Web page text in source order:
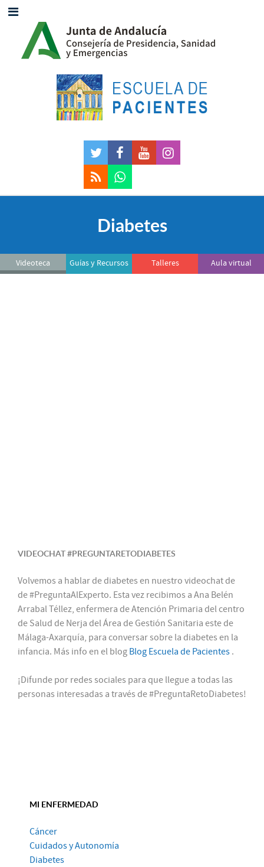
Diabetes
Videoteca Guías y Recursos Talleres Aula virtual
VIDEOCHAT #PREGUNTARETODIABETES
Volvemos a hablar de diabetes en nuestro videochat de
de #PreguntaAlExperto. Esta vez recibimos a Ana Belén
Arrabal Téllez, enfermera de Atención Primaria del centro
de Salud de Nerja del Área de Gestión Sanitaria este de
Málaga-Axarquía, para conversar sobre la diabetes en la
infancia. Más info en el blog Blog Escuela de Pacientes .
¡Difunde por redes sociales para que llegue a todas las
personas interesadas a través de #PreguntaRetoDiabetes!
MI ENFERMEDAD
Cáncer
Cuidados y Autonomía
Diabetes